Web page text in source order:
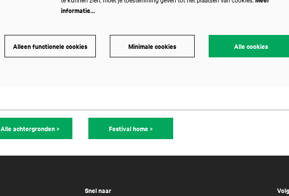
informatie…
Alleen functionele cookies Minimale cookies Alle cookies
Alle achtergronden > Festival home >
Snel naar